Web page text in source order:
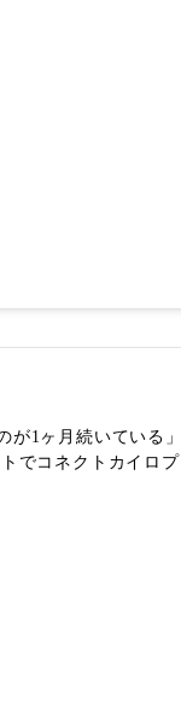
が1ヶ月続いてい
でコネクトカイロプ